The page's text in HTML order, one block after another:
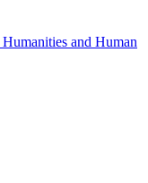
and Human